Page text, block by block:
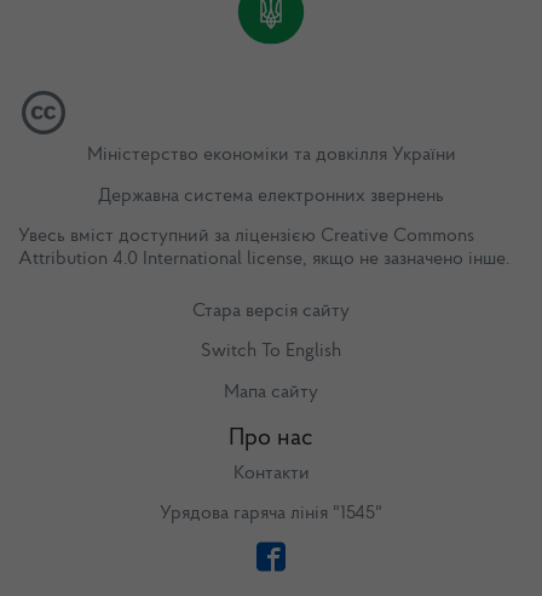
Міністерство економіки та довкілля України
Державна система електронних звернень
Увесь вміст доступний за ліцензією Creative Commons
Attribution 4.0 International license, якщо не зазначено інше.
Стара версія сайту
Switch To English
Мапа сайту
Про нас
Контакти
Урядова гаряча лінія "1545"